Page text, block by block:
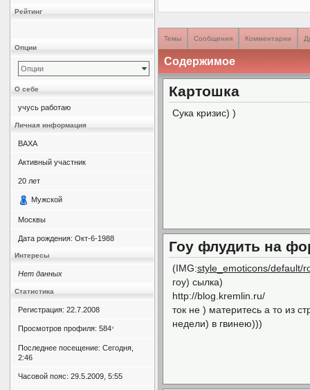
Рейтинг
Опции
Опции
О себе
учусь работаю
Личная информация
BAXA
Активный участник
20 лет
Мужской
Москвы
Дата рождения: Окт-6-1988
Интересы
Нет данных
Статистика
Регистрация: 22.7.2008
Просмотров профиля: 584*
Последнее посещение: Сегодня,
2:46
Часовой пояс: 29.5.2009, 5:55
Темы Сообщения Комментарии
Содержимое
Картошка
Сука кризис) )
Гоу флудить на
(IMG:style_emoticons/default/
гоу) сылка)
http://blog.kremlin.ru/
ток не ) материтесь а то из
недели) в гвинею)))